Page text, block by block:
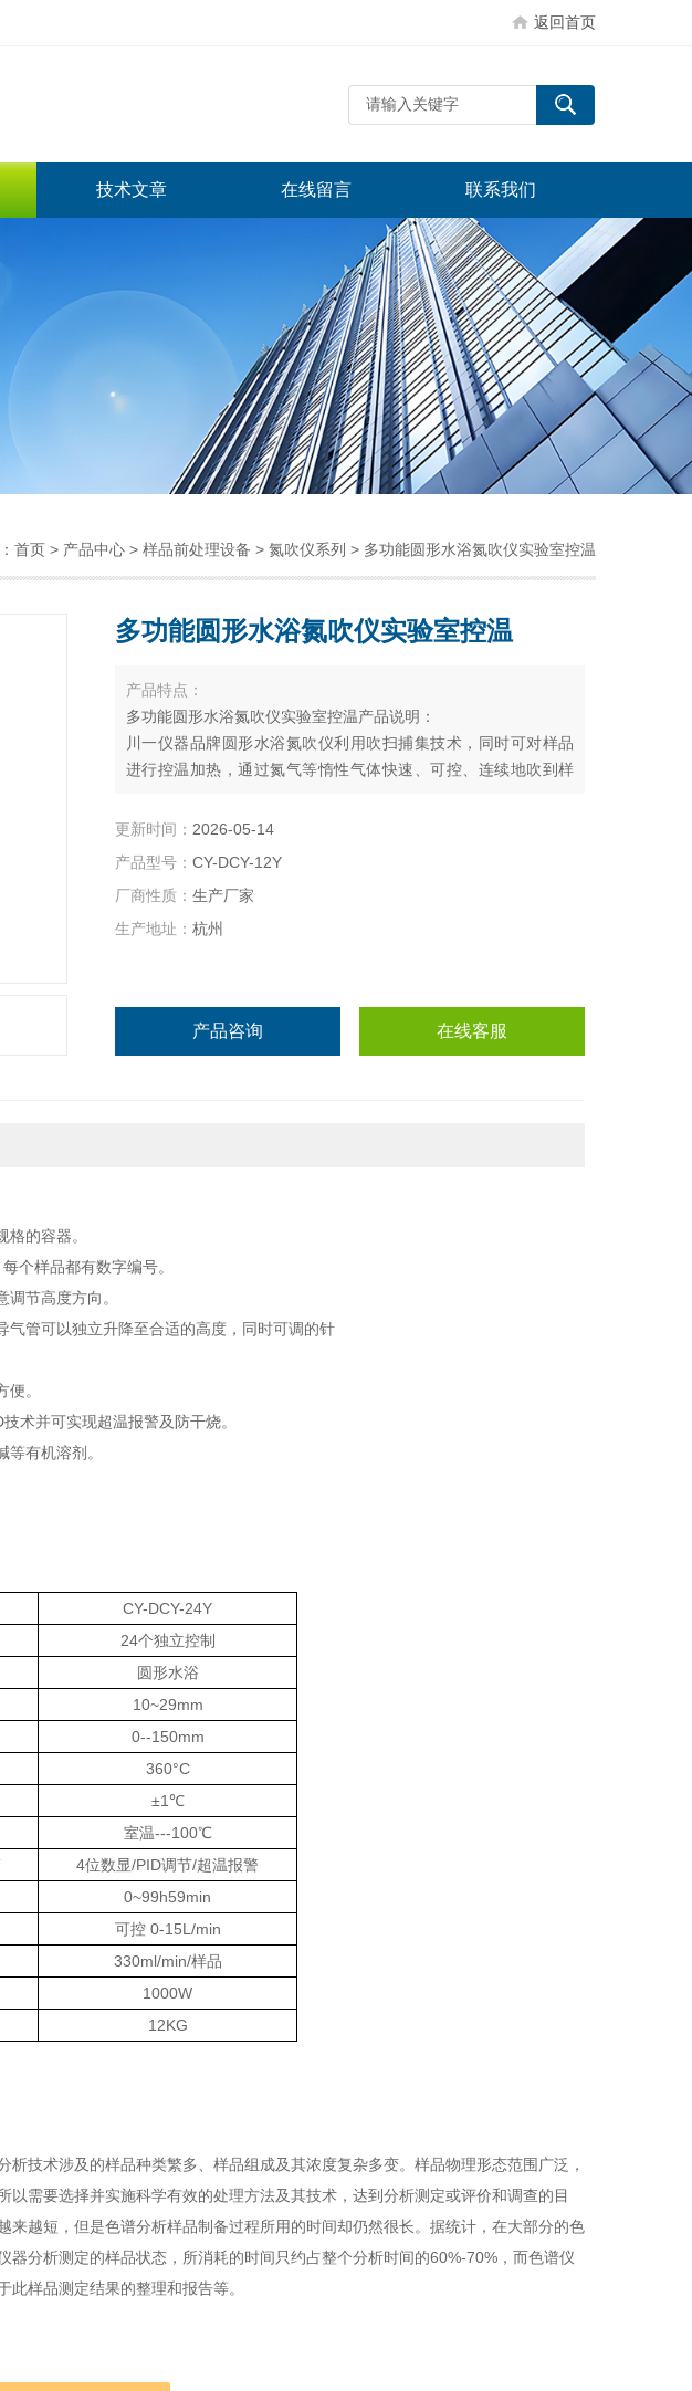
返回首页
技术文章 在线留言 联系我们
首页 > 产品中心 > 样品前处理设备 > 氮吹仪系列 > 多功能圆形水浴氮吹仪实验室控温
多功能圆形水浴氮吹仪实验室控温
产品特点：
多功能圆形水浴氮吹仪实验室控温产品说明：
川一仪器品牌圆形水浴氮吹仪利用吹扫捕集技术，同时可对样品
进行控温加热，通过氮气等惰性气体快速、可控、连续地吹到样
准确的特点。
更新时间： 2026-05-14
产品型号： CY-DCY-12Y
厂商性质： 生产厂家
生产地址： 杭州
产品咨询 在线客服
的容器。
个样品都有数字编号。
节高度方向。
管可以独立升降至合适的高度，同时可调的针
。
术并可实现超温报警及防干烧。
有机溶剂。
CY-DCY-24Y
24个独立控制
圆形水浴
10~29mm
0--150mm
360°C
±1℃
室温---100℃
4位数显/PID调节/超温报警
0~99h59min
可控 0-15L/min
330ml/min/样品
1000W
12KG
技术涉及的样品种类繁多、样品组成及其浓度复杂多变。样品物理形态范围广泛，
需要选择并实施科学有效的处理方法及其技术，达到分析测定或评价和调查的目
来越短，但是色谱分析样品制备过程所用的时间却仍然很长。据统计，在大部分的色
分析测定的样品状态，所消耗的时间只约占整个分析时间的60%-70%，而色谱仪
样品测定结果的整理和报告等。